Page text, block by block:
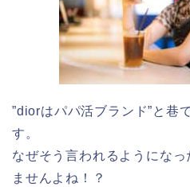
”diorはパパ活ブランド”と巷
す。
なぜそう言われるようになっ
ませんよね！？